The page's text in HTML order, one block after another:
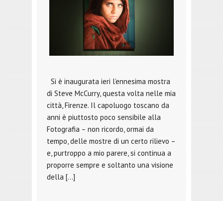
Si è inaugurata ieri l’ennesima mostra
di Steve McCurry, questa volta nelle mia
città, Firenze. Il capoluogo toscano da
anni è piuttosto poco sensibile alla
Fotografia – non ricordo, ormai da
tempo, delle mostre di un certo rilievo –
e, purtroppo a mio parere, si continua a
proporre sempre e soltanto una visione
della […]